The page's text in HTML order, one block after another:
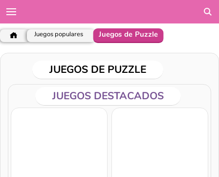
Juegos populares Juegos de Puzzle
JUEGOS DE PUZZLE
JUEGOS DESTACADOS